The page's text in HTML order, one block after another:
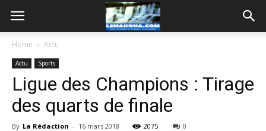
Home Actu
Actu Sports
Ligue des Champions : Tirage
des quarts de finale
By La Rédaction - 16 mars 2018 2075 0